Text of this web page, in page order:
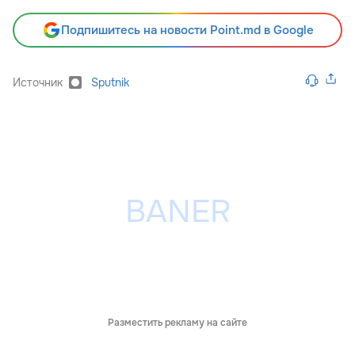
Подпишитесь на новости Point.md в Google
Источник Sputnik
Разместить рекламу на сайте